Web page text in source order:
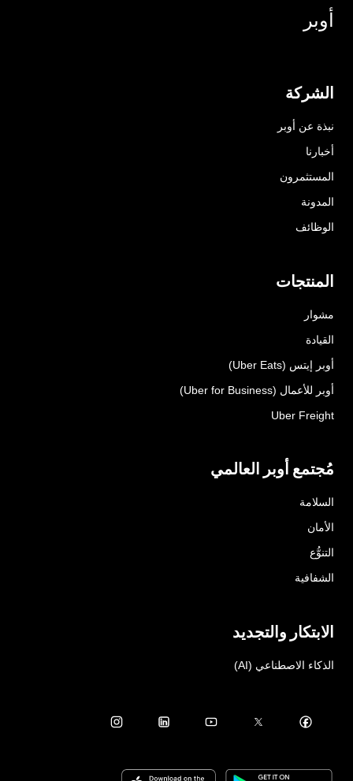
أوبر
الشركة
نبذة عن أوبر
أخبارنا
المستثمرون
المدونة
الوظائف
المنتجات
مشوار
القيادة
أوبر إيتس (Uber Eats)
أوبر للأعمال (Uber for Business)
Uber Freight
مُجتمع أوبر العالمي
السلامة
الأمان
التنوُّع
الشفافية
الابتكار والتجديد
الذكاء الاصطناعي (AI)